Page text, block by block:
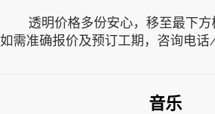
透明价格多份安心，移至最下方
如需准确报价及预订工期，咨询电话
音乐